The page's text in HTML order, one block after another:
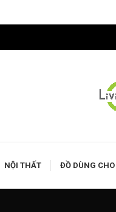
NỘI THẤT ĐỒ DÙNG CHO